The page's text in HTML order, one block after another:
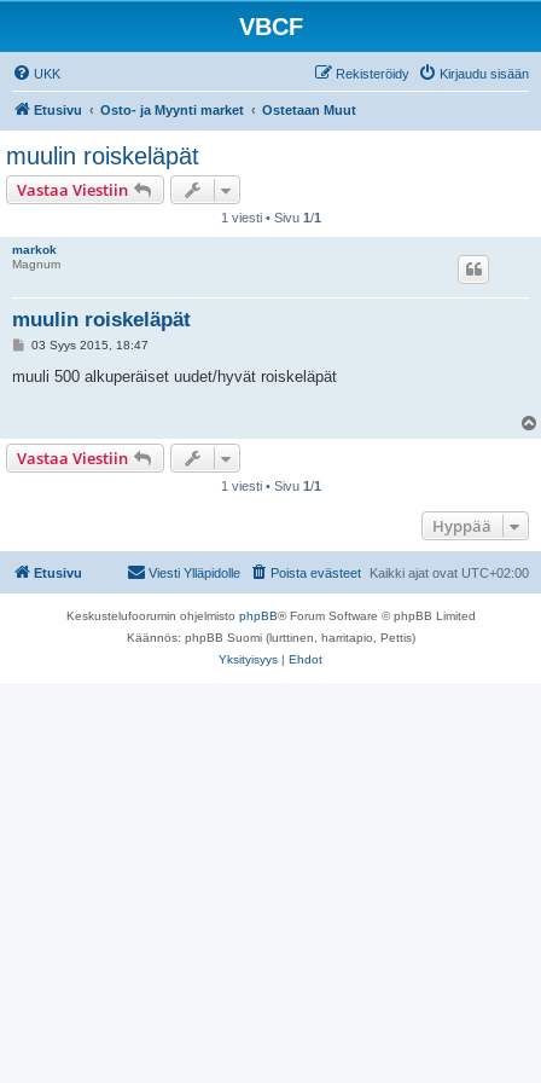
VBCF
UKK Kirjaudu sisään
Rekisteröidy
Etusivu Osto- ja Myynti market Ostetaan Muut
muulin roiskeläpät
Vastaa Viestiin
1 viesti • Sivu 1/1
markok
Magnum
muulin roiskeläpät
V
e
03 Syys 2015, 18:47
muuli 500 alkuperäiset uudet/hyvät roiskeläpät
Vastaa Viestiin
1 viesti • Sivu 1/1
Hyppää
Etusivu Kaikki ajat ovat UTC+02:00
Poista evästeet
Viesti Ylläpidolle
Keskustelufoorumin ohjelmisto phpBB® Forum Software © phpBB Limited
Käännös: phpBB Suomi (lurttinen, harritapio, Pettis)
Yksityisyys | Ehdot